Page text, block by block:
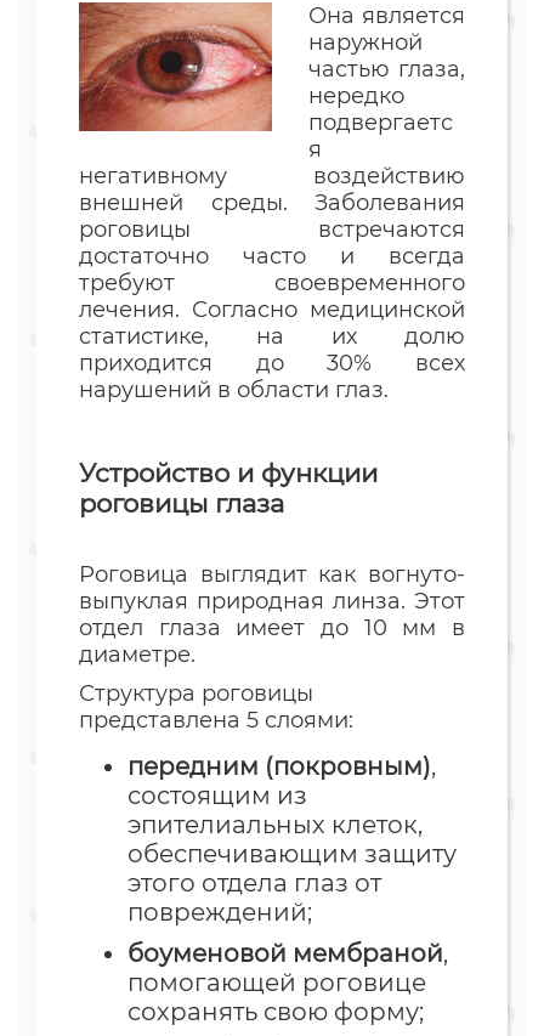
Она является
наружной
частью глаза,
нередко
подвергаетс
я
негативному воздействию
внешней среды. Заболевания
роговицы встречаются
достаточно часто и всегда
требуют своевременного
лечения. Согласно медицинской
статистике, на их долю
приходится до 30% всех
нарушений в области глаз.
Устройство и функции
роговицы глаза
Роговица выглядит как вогнуто-
выпуклая природная линза. Этот
отдел глаза имеет до 10 мм в
диаметре.
Структура роговицы
представлена 5 слоями:
передним (покровным),
состоящим из
эпителиальных клеток,
обеспечивающим защиту
этого отдела глаз от
повреждений;
боуменовой мембраной,
помогающей роговице
сохранять свою форму;